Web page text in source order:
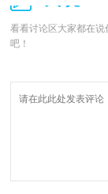
看看讨论区大家都在
吧！